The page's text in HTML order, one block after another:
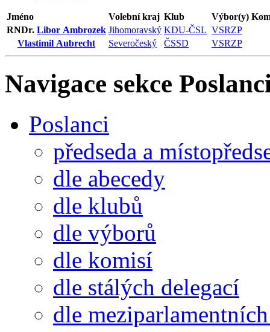
Jméno Volební kraj Klub Výbor(y)
RNDr. Libor Ambrozek Jihomoravský KDU-ČSL VSRZP
Vlastimil Aubrecht
Severočeský ČSSD VSRZP
Navigace sekce
Poslanci
předseda a
dle abecedy
dle klubů
dle výborů
dle komisí
dle stálých delegací
dle